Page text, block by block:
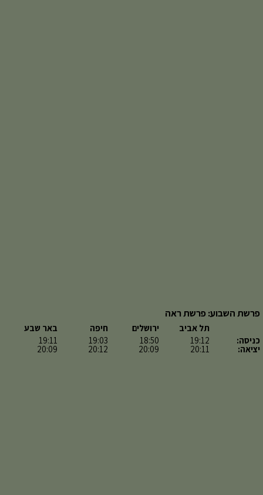
פרשת השבוע: פרשת ראה
כניסה:
יציאה:
תל אביב
19:12
20:11
ירושלים
18:50
20:09
חיפה
19:03
20:12
באר שבע
19:11
20:09